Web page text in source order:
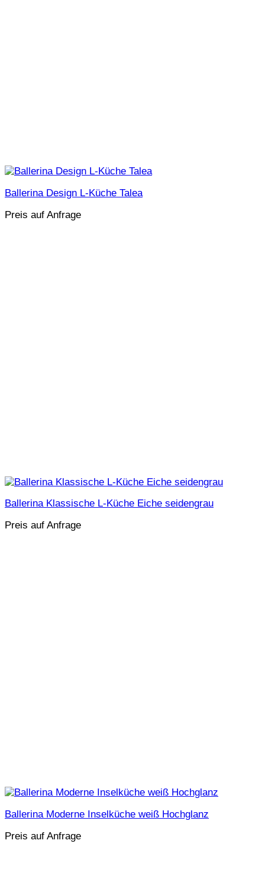
Ballerina Design L-Küche Talea
Preis auf Anfrage
Ballerina Klassische L-Küche Eiche seidengrau
Preis auf Anfrage
Ballerina Moderne Inselküche weiß Hochglanz
Preis auf Anfrage